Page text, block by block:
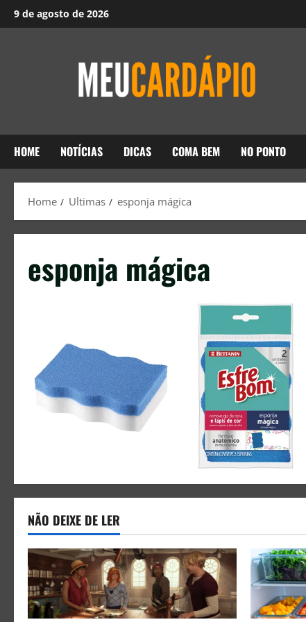
9 de agosto de 2026
HOME NOTÍCIAS DICAS COMA BEM NO PONTO
Home Ultimas esponja mágica
esponja mágica
NÃO DEIXE DE LER